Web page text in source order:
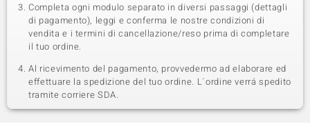
Completa ogni modulo separato in diversi passaggi (dettagli
di pagamento), leggi e conferma le nostre condizioni di
vendita e i termini di cancellazione/reso prima di completare
il tuo ordine.
Al ricevimento del pagamento, provvedermo ad elaborare ed
effettuare la spedizione del tuo ordine. L´ordine verrá spedito
tramite corriere SDA.